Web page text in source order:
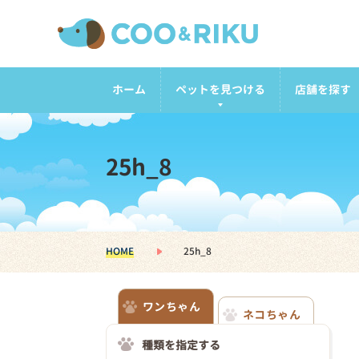
ホーム ペットを見つける 店舗を探す
25h_8
HOME 25h_8
ワンちゃん
ネコちゃん
種類を指定する